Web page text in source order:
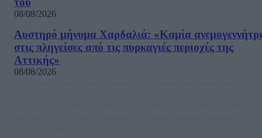
08/08/2026
Αυστηρό μήνυμα Χαρδαλιά: «Καμία
στις πληγείσες από τις πυρκαγιές περιοχές της
Αττικής»
08/08/2026